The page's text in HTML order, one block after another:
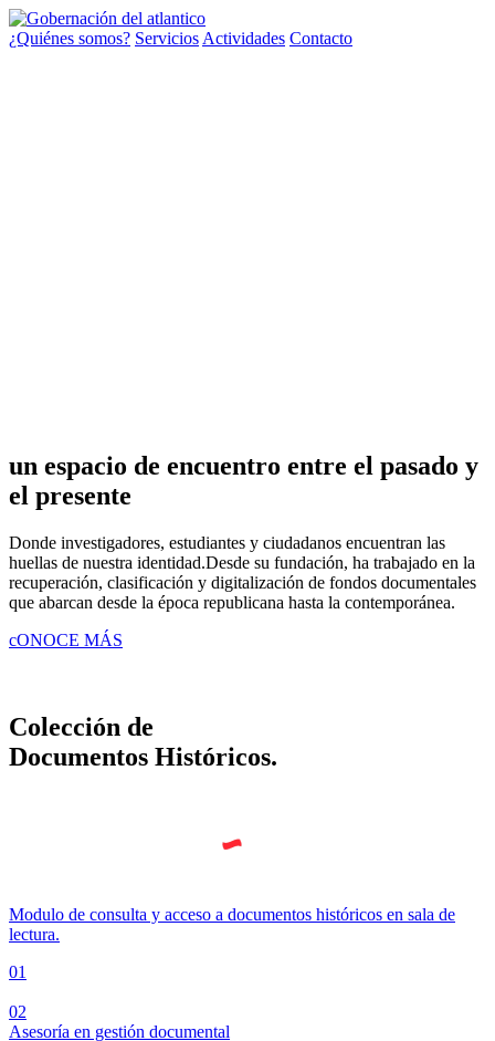
¿Quiénes somos? Servicios Actividades Contacto
un espacio de encuentro entre el pasado y
el presente
Donde investigadores, estudiantes y ciudadanos encuentran las
huellas de nuestra identidad.Desde su fundación, ha trabajado en la
recuperación, clasificación y digitalización de fondos documentales
que abarcan desde la época republicana hasta la contemporánea.
cONOCE MÁS
Colección de
Documentos Históricos.
Modulo de consulta y acceso a documentos históricos en sala de
lectura.
01
02
Asesoría en gestión documental